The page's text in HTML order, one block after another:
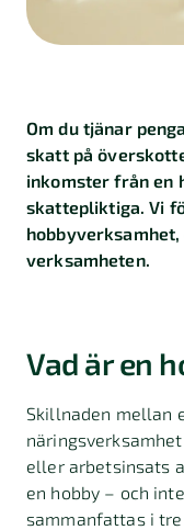
Om du tjänar
skatt på
inkomster från en
skattepliktiga. Vi
verksamheten.
Vad är en
Skillnaden mellan
eller arbetsinsats
en hobby – och
sammanfattas i